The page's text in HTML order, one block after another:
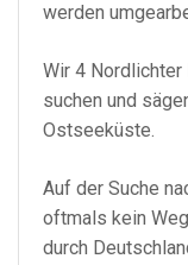
werden
Wir 4 Nordlichter
suchen und
Ostseeküste.
Auf der Suche
oftmals kein
durch